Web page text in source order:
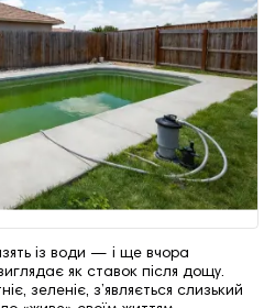
із води — і ще вчора
як ставок після дощу.
зеленіє, з’являється слизький